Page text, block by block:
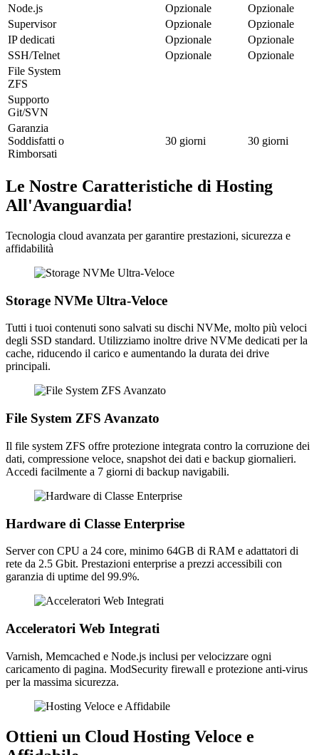
Node.js
Opzionale
Opzionale
Supervisor
Opzionale
Opzionale
IP dedicati
Opzionale
Opzionale
SSH/Telnet
Opzionale
Opzionale
File System
ZFS
Supporto
Git/SVN
Garanzia
Soddisfatti o
Rimborsati
30 giorni 30 giorni
Le Nostre Caratteristiche di Hosting
All'Avanguardia!
Tecnologia cloud avanzata per garantire prestazioni, sicurezza e
affidabilità
Storage NVMe Ultra-Veloce
Tutti i tuoi contenuti sono salvati su dischi NVMe, molto più veloci
degli SSD standard. Utilizziamo inoltre drive NVMe dedicati per la
cache, riducendo il carico e aumentando la durata dei drive
principali.
File System ZFS Avanzato
Il file system ZFS offre protezione integrata contro la corruzione dei
dati, compressione veloce, snapshot dei dati e backup giornalieri.
Accedi facilmente a 7 giorni di backup navigabili.
Hardware di Classe Enterprise
Server con CPU a 24 core, minimo 64GB di RAM e adattatori di
rete da 2.5 Gbit. Prestazioni enterprise a prezzi accessibili con
garanzia di uptime del 99.9%.
Acceleratori Web Integrati
Varnish, Memcached e Node.js inclusi per velocizzare ogni
caricamento di pagina. ModSecurity firewall e protezione anti-virus
per la massima sicurezza.
Ottieni un Cloud Hosting Veloce e